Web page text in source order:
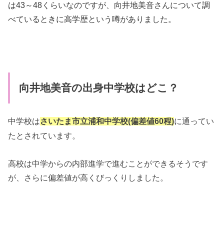
は43～48くらいなのですが、 向井地美音さんについて調
べているときに高学歴という噂がありました。
向井地美音の出身中学校はどこ？
中学校はさいたま市立浦和中学校(偏差値60程)に通ってい
たとされています。
高校は中学からの内部進学で進むことができるそうです
が、さらに偏差値が高くびっくりしました。